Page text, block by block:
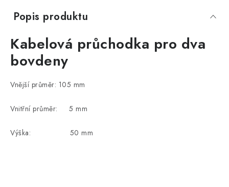
Popis produktu
Kabelová průchodka pro dva
bovdeny
Vnější průměr: 105 mm
Vnitřní průměr: 5 mm
Výška: 50 mm